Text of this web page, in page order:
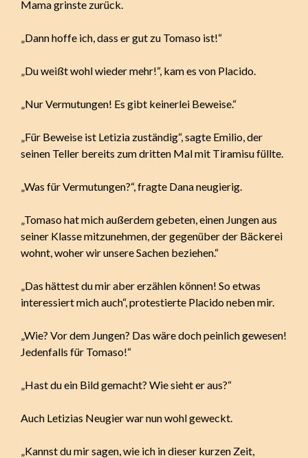
Mama grinste zurück.
„Dann hoffe ich, dass er gut zu Tomaso ist!“
„Du weißt wohl wieder mehr!“, kam es von Placido.
„Nur Vermutungen! Es gibt keinerlei Beweise.“
„Für Beweise ist Letizia zuständig“, sagte Emilio, der
seinen Teller bereits zum dritten Mal mit Tiramisu füllte.
„Was für Vermutungen?“, fragte Dana neugierig.
„Tomaso hat mich außerdem gebeten, einen Jungen aus
seiner Klasse mitzunehmen, der gegenüber der Bäckerei
wohnt, woher wir unsere Sachen beziehen.“
„Das hättest du mir aber erzählen können! So etwas
interessiert mich auch“, protestierte Placido neben mir.
„Wie? Vor dem Jungen? Das wäre doch peinlich gewesen!
Jedenfalls für Tomaso!“
„Hast du ein Bild gemacht? Wie sieht er aus?“
Auch Letizias Neugier war nun wohl geweckt.
„Kannst du mir sagen, wie ich in dieser kurzen Zeit,